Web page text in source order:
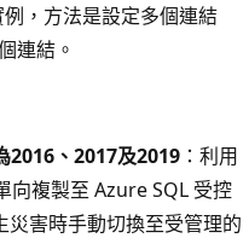
，方法是設定多個連結
連結。
2016、2017及2019 ：利用
向複製至 Azure SQL 受控
害時手動切換至受管理的